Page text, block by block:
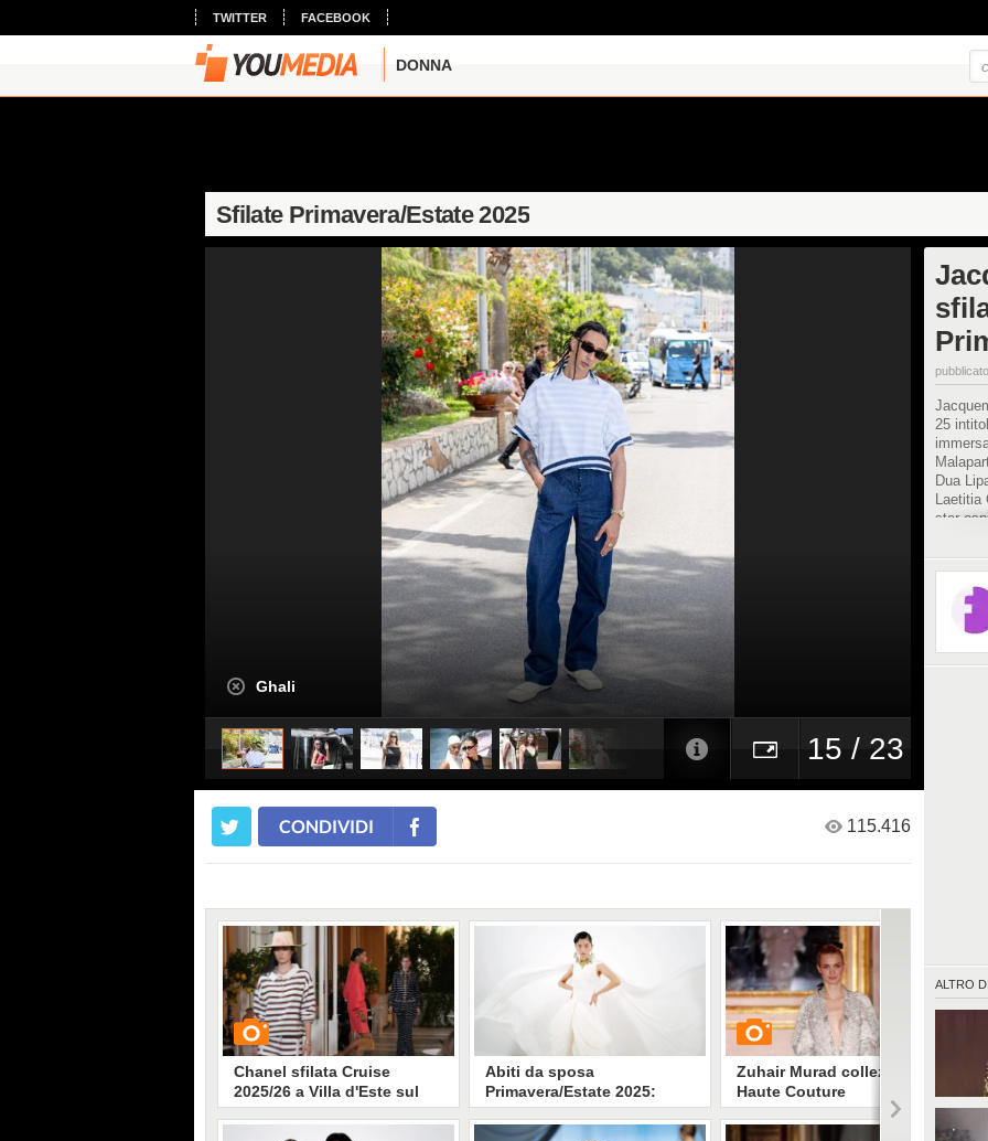
TWITTER FACEBOOK
DONNA
Sfilate Primavera/Estate 2025
Ghali
15 / 23
25
Dua
Laetitia
star
ALTRO DI
CONDIVIDI 115.416
Chanel sfilata Cruise
2025/26 a Villa d'Este sul
lago di Como
Abiti da sposa
Primavera/Estate 2025:
ispirazioni e tendenze dalle
sfilate Haute Couture di
Zuhair Murad collezione
Haute Couture
Primavera/Estate 2025